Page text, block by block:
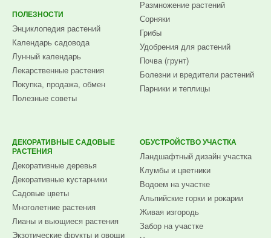
ПОЛЕЗНОСТИ
Энциклопедия растений
Календарь садовода
Лунный календарь
Лекарственные растения
Покупка, продажа, обмен
Полезные советы
Размножение растений
Сорняки
Грибы
Удобрения для растений
Почва (грунт)
Болезни и вредители растений
Парники и теплицы
ДЕКОРАТИВНЫЕ САДОВЫЕ
РАСТЕНИЯ
Декоративные деревья
Декоративные кустарники
Садовые цветы
Многолетние растения
Лианы и вьющиеся растения
Экзотические фрукты и овощи
ОБУСТРОЙСТВО УЧАСТКА
Ландшафтный дизайн участка
Клумбы и цветники
Водоем на участке
Альпийские горки и рокарии
Живая изгородь
Забор на участке